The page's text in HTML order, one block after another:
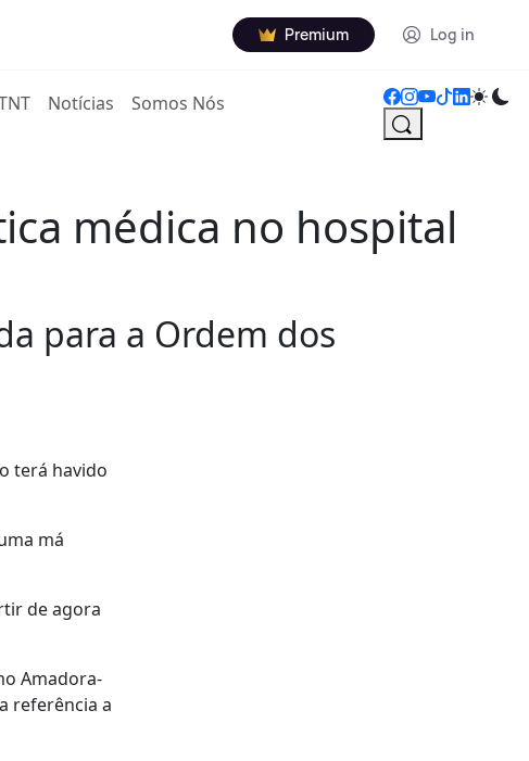
Premium Log in
Notícias Somos Nós
médica no hospital
para a Ordem dos
terá havido
má
de agora
Amadora-
referência a